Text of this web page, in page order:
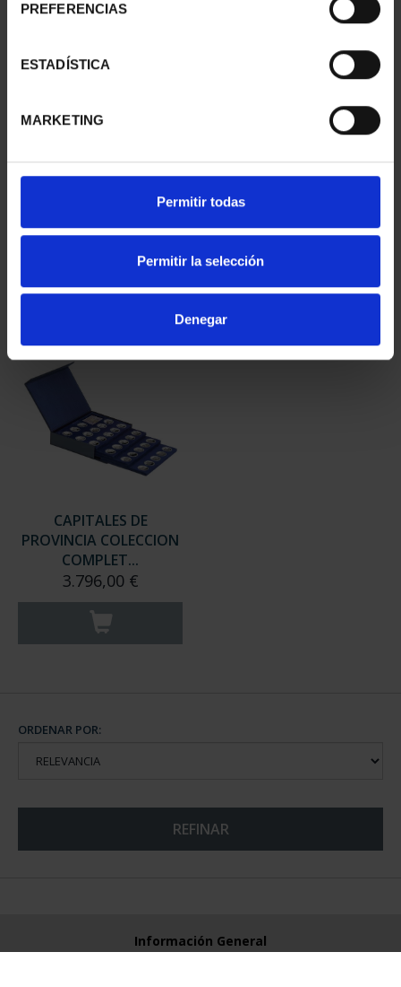
PREFERENCIAS
ESTADÍSTICA
MARKETING
Permitir todas
Permitir la selección
Denegar
PROVINCIA 3
registrados
PROVINCIA 4
registrados
CAPITALES DE
PROVINCIA COLECCION
COMPLET...
3.796,00 €
ORDENAR POR:
REFINAR
Información General